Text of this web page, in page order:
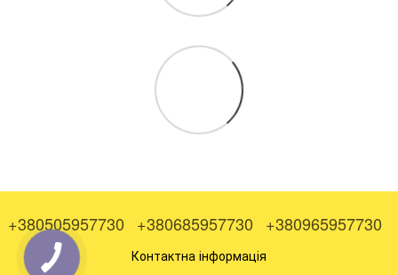
+380505957730 +380685957730 +380965957730
Контактна інформація